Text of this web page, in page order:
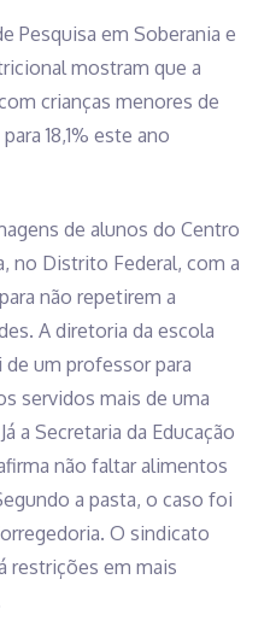
Pesquisa em Soberania e
mostram que a
crianças menores de
18,1% este ano
de alunos do Centro
no Distrito Federal, com a
não repetirem a
A diretoria da escola
um professor para
servidos mais de uma
a Secretaria da Educação
não faltar alimentos
a pasta, o caso foi
O sindicato
restrições em mais